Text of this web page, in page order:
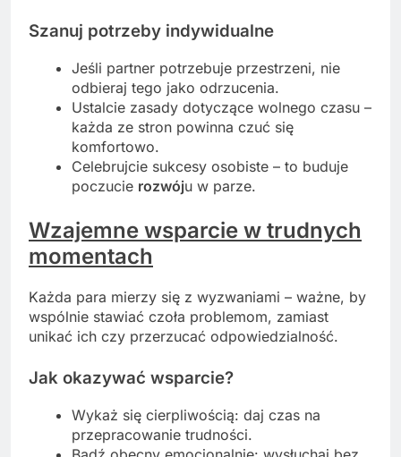
Szanuj potrzeby indywidualne
Jeśli partner potrzebuje przestrzeni, nie
odbieraj tego jako odrzucenia.
Ustalcie zasady dotyczące wolnego czasu –
każda ze stron powinna czuć się
komfortowo.
Celebrujcie sukcesy osobiste – to buduje
poczucie rozwóju w parze.
Wzajemne wsparcie w trudnych
momentach
Każda para mierzy się z wyzwaniami – ważne, by
wspólnie stawiać czoła problemom, zamiast
unikać ich czy przerzucać odpowiedzialność.
Jak okazywać wsparcie?
Wykaż się cierpliwością: daj czas na
przepracowanie trudności.